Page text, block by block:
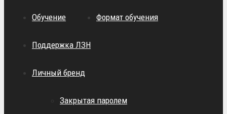
Обучение Формат обучения
Поддержка ЛЗН
Личный бренд
Закрытая паролем